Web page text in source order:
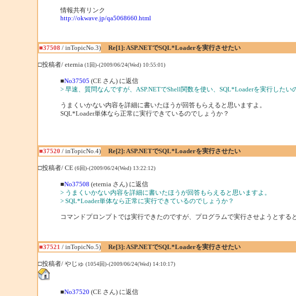
情報共有リンク
http://okwave.jp/qa5068660.html
■37508 / inTopicNo.3)
Re[1]: ASP.NETでSQL*Loaderを実行させたい
□投稿者/ eternia (1回)-(2009/06/24(Wed) 10:55:01)
■No37505 (CE さん) に返信
> 早速、質問なんですが、ASP.NETでShell関数を使い、SQL*Loaderを実行したい
うまくいかない内容を詳細に書いたほうが回答もらえると思いますよ。
SQL*Loader単体なら正常に実行できているのでしょうか？
■37520 / inTopicNo.4)
Re[2]: ASP.NETでSQL*Loaderを実行させたい
□投稿者/ CE (6回)-(2009/06/24(Wed) 13:22:12)
■No37508 (eternia さん) に返信
> うまくいかない内容を詳細に書いたほうが回答もらえると思いますよ。
> SQL*Loader単体なら正常に実行できているのでしょうか？
コマンドプロンプトでは実行できたのですが、プログラムで実行させようとする
■37521 / inTopicNo.5)
Re[3]: ASP.NETでSQL*Loaderを実行させたい
□投稿者/ やじゅ (1054回)-(2009/06/24(Wed) 14:10:17)
■No37520 (CE さん) に返信